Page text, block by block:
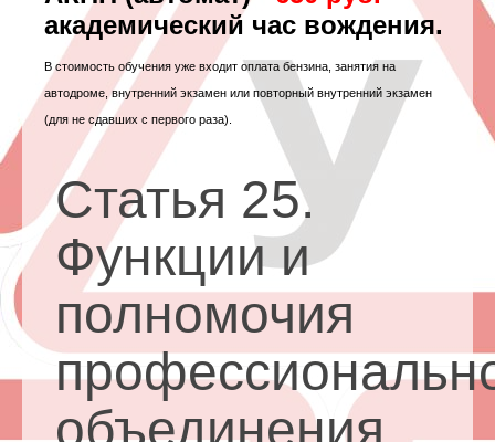
академический час вождения.
В стоимость обучения уже входит оплата бензина, занятия на
автодроме, внутренний экзамен или повторный внутренний экзамен
(для не сдавших с первого раза).
Статья 25.
Функции и
полномочия
объединения